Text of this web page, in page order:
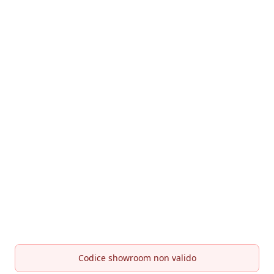
Codice showroom non valido